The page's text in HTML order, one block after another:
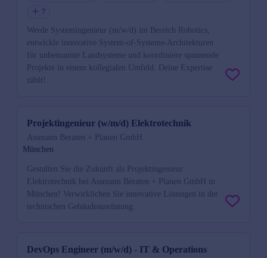
7
Werde Systemingenieur (m/w/d) im Bereich Robotics,
entwickle innovative System-of-Systems-Architekturen
für unbemannte Landsysteme und koordiniere spannende
Projekte in einem kollegialen Umfeld. Deine Expertise
zählt!
Projektingenieur (w/m/d) Elektrotechnik
Assmann Beraten + Planen GmbH
München
Gestalten Sie die Zukunft als Projektingenieur
Elektrotechnik bei Assmann Beraten + Planen GmbH in
München! Verwirklichen Sie innovative Lösungen in der
technischen Gebäudeausrüstung.
DevOps Engineer (m/w/d) - IT & Operations